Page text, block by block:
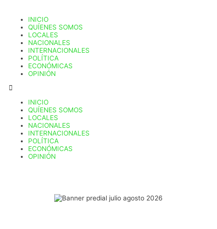
INICIO
QUÍENES SOMOS
LOCALES
NACIONALES
INTERNACIONALES
POLÍTICA
ECONÓMICAS
OPINIÓN
INICIO
QUÍENES SOMOS
LOCALES
NACIONALES
INTERNACIONALES
POLÍTICA
ECONÓMICAS
OPINIÓN